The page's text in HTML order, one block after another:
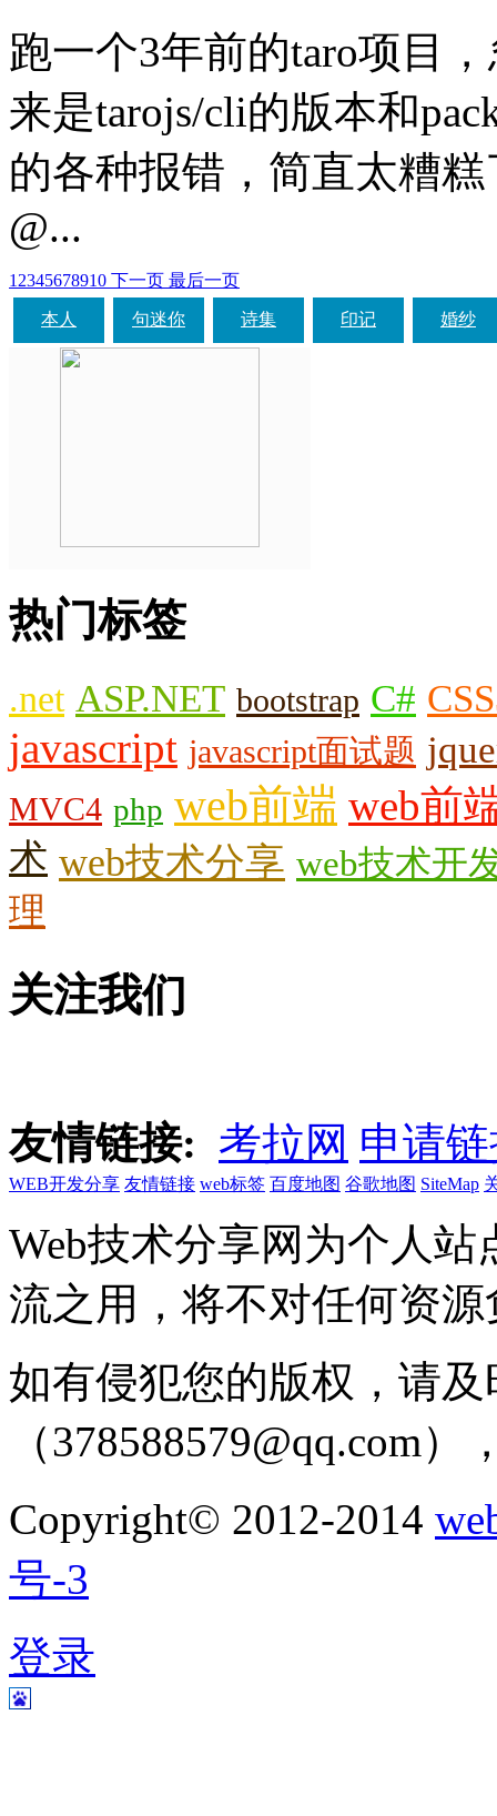
跑一个3年前的taro项目
来是tarojs/cli的版本和
的各种报错，简直太糟糕
@...
1 2345678910 下一页 最后一页
本人 句迷你 诗集 印记 婚纱
热门标签
.net ASP.NET bootstrap C#
javascript javascript面试题
MVC4 php web前端 web前
术 web技术分享 web技术开
理
关注我们
友情链接: 考拉网 申请
WEB开发分享 友情链接 web标签 百度地图 谷歌地图 SiteMap
Web技术分享网为个人
流之用，将不对任何资
如有侵犯您的版权，请
（378588579@qq.com
Copyright© 2012-2014
号-3
登录